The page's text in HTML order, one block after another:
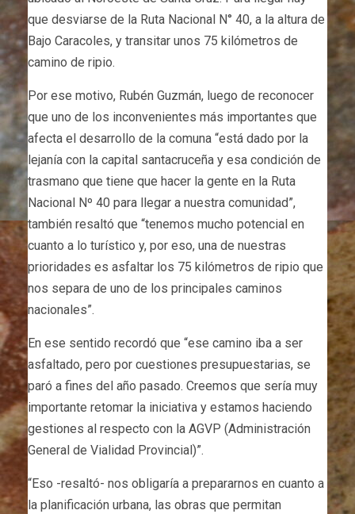
que desviarse de la Ruta Nacional N° 40, a la altura de
Bajo Caracoles, y transitar unos 75 kilómetros de
camino de ripio.
Por ese motivo, Rubén Guzmán, luego de reconocer
que uno de los inconvenientes más importantes que
afecta el desarrollo de la comuna “está dado por la
lejanía con la capital santacruceña y esa condición de
trasmano que tiene que hacer la gente en la Ruta
Nacional Nº 40 para llegar a nuestra comunidad”,
también resaltó que “tenemos mucho potencial en
cuanto a lo turístico y, por eso, una de nuestras
prioridades es asfaltar los 75 kilómetros de ripio que
nos separa de uno de los principales caminos
nacionales”.
En ese sentido recordó que “ese camino iba a ser
asfaltado, pero por cuestiones presupuestarias, se
paró a fines del año pasado. Creemos que sería muy
importante retomar la iniciativa y estamos haciendo
gestiones al respecto con la AGVP (Administración
General de Vialidad Provincial)”.
“Eso -resaltó- nos obligaría a prepararnos en cuanto a
la planificación urbana, las obras que permitan